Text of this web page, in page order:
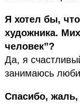
Я хотел бы,
художника.
человек”?
Да, я
занимаюсь
Спасибо, жаль,